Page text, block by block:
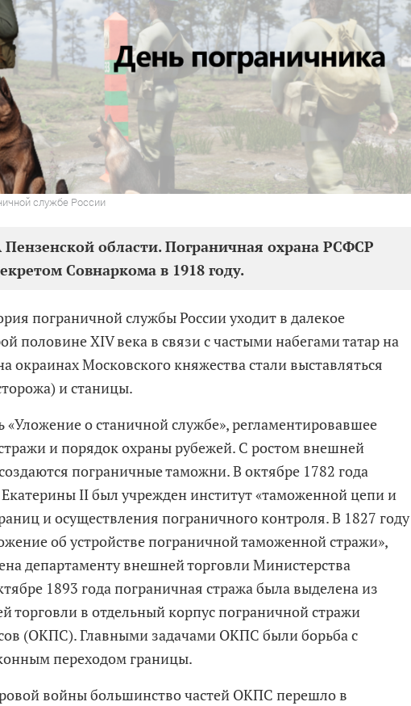
службе России
Пензенской области. Пограничная охрана РСФСР
Совнаркома в 1918 году.
пограничной службы России уходит в далекое
половине XIV века в связи с частыми набегами татар на
окраинах Московского княжества стали выставляться
и станицы.
«Уложение о станичной службе», регламентировавшее
и порядок охраны рубежей. С ростом внешней
пограничные таможни. В октябре 1782 года
II был учрежден институт «таможенной цепи и
и осуществления пограничного контроля. В 1827 году
об устройстве пограничной таможенной стражи»,
департаменту внешней торговли Министерства
1893 года пограничная стража была выделена из
торговли в отдельный корпус пограничной стражи
(ОКПС). Главными задачами ОКПС были борьба с
переходом границы.
войны большинство частей ОКПС перешло в